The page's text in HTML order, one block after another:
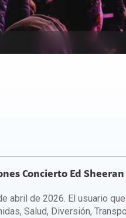
McAfee
Escudo
video
Tráfico
Cobranza
Concierto Ed Sheeran
abril de 2026. El usuario
Salud, Diversión,